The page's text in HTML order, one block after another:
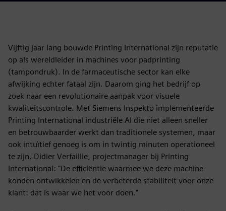
Vijftig jaar lang bouwde Printing International zijn reputatie
op als wereldleider in machines voor padprinting
(tampondruk). In de farmaceutische sector kan elke
afwijking echter fataal zijn. Daarom ging het bedrijf op
zoek naar een revolutionaire aanpak voor visuele
kwaliteitscontrole. Met Siemens Inspekto implementeerde
Printing International industriële AI die niet alleen sneller
en betrouwbaarder werkt dan traditionele systemen, maar
ook intuïtief genoeg is om in twintig minuten operationeel
te zijn. Didier Verfaillie, projectmanager bij Printing
International: "De efficiëntie waarmee we deze machine
konden ontwikkelen en de verbeterde stabiliteit voor onze
klant: dat is waar we het voor doen."